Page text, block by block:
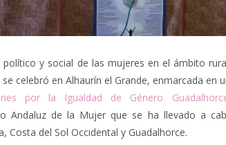
político y social de las mujeres en el ámbito
celebró en Alhaurín el Grande, enmarcada en
por la Igualdad de Género
Andaluz de la Mujer que se ha llevado a
Costa del Sol Occidental y Guadalhorce.